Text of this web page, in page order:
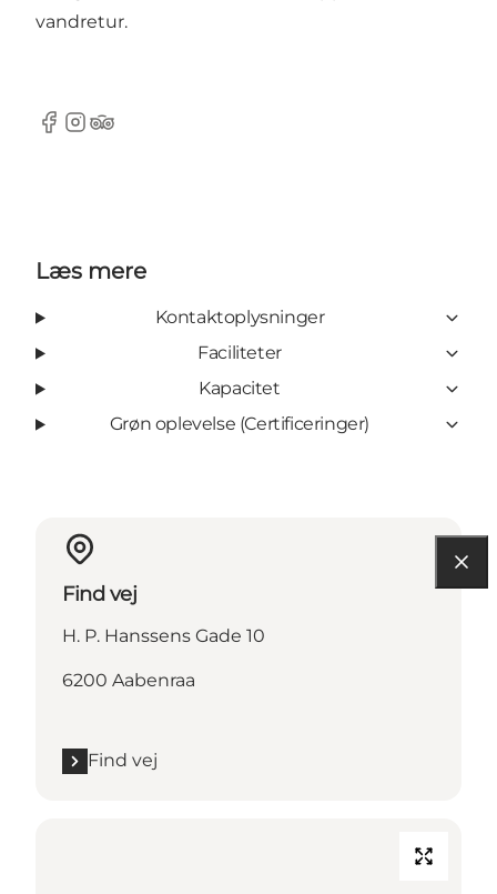
vandretur.
Facebook
Instagram
TripAdvisor
Læs mere
Kontaktoplysninger
Faciliteter
Kapacitet
Grøn oplevelse (Certificeringer)
Find vej
H. P. Hanssens Gade 10
6200 Aabenraa
Find vej